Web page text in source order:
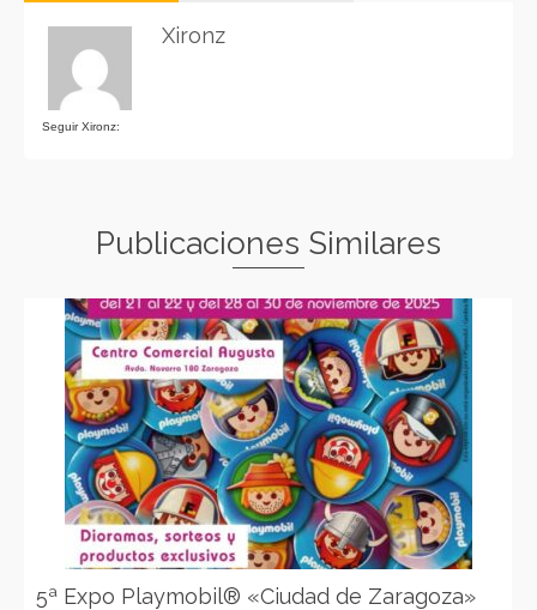
Seguir Xironz:
Xironz
Publicaciones Similares
5ª Expo Playmobil® «Ciudad de Zaragoza»